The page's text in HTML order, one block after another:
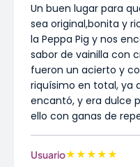
Un buen lugar para
sea original,bonita y
la Peppa Pig y nos
sabor de vainilla con
fueron un acierto y
riquísimo en total, ya
encantó, y era dulce
ello con ganas de
Usuario★★★★★